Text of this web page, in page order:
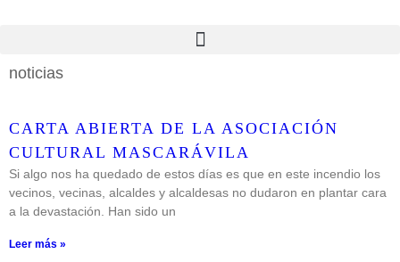
noticias
CARTA ABIERTA DE LA ASOCIACIÓN
CULTURAL MASCARÁVILA
Si algo nos ha quedado de estos días es que en este incendio los
vecinos, vecinas, alcaldes y alcaldesas no dudaron en plantar cara
a la devastación. Han sido un
Leer más »